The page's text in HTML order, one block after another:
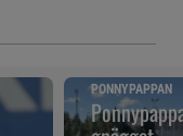
PONNYPAPPAN